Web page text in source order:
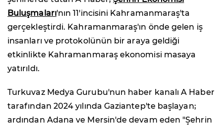
Buluşmaları'nın 11'incisini Kahramanmaraş'ta
gerçekleştirdi. Kahramanmaraş'ın önde gelen iş
insanları ve protokolünün bir araya geldiği
etkinlikte Kahramanmaraş ekonomisi masaya
yatırıldı.
Turkuvaz Medya Gurubu'nun haber kanalı A Haber
tarafından 2024 yılında Gaziantep'te başlayan;
ardından Adana ve Mersin'de devam eden "Şehrin